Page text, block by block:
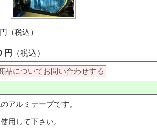
（税込）
円 （税込）
品についてお問い合わせする
アルミテープです。
用して下さい。